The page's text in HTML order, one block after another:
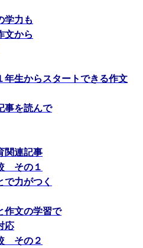
学力も
文から
生からスタートできる作文
事を読んで
関連記事
その１
力がつく
作文の学習で
応
その２